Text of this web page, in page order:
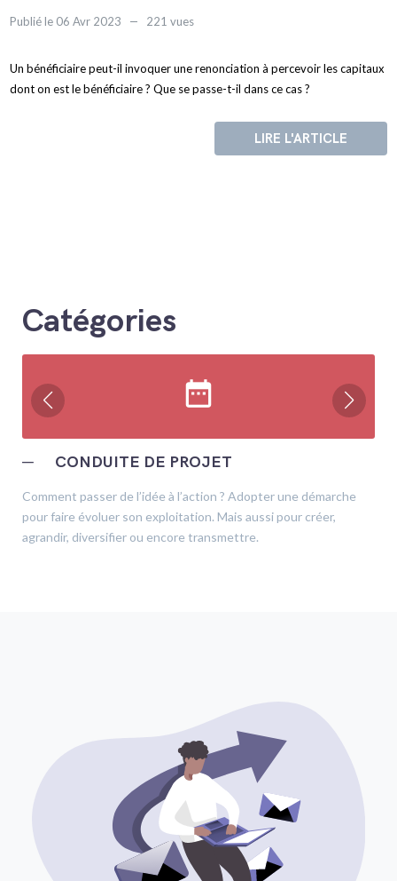
Publié le 06 Avr 2023 221 vues
Un bénéficiaire peut-il invoquer une renonciation à percevoir les capitaux
dont on est le bénéficiaire ? Que se passe-t-il dans ce cas ?
LIRE L'ARTICLE
Catégories
date_range
─ CONDUITE DE PROJET
Comment passer de l’idée à l’action ? Adopter une démarche
pour faire évoluer son exploitation. Mais aussi pour créer,
agrandir, diversifier ou encore transmettre.